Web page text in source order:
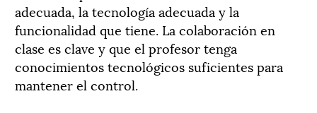
adecuada, la tecnología adecuada y la
funcionalidad que tiene. La colaboración en
clase es clave y que el profesor tenga
conocimientos tecnológicos suficientes para
mantener el control.